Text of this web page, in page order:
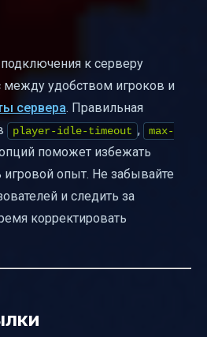
к серверу
между удобством игроков и
сервера. Правильная
player-idle-timeout ,
max-
поможет избежать
игровой опыт. Не забывайте
и следить за
корректировать